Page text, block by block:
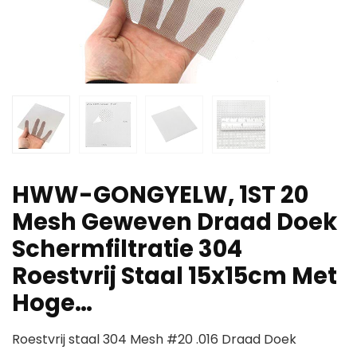
HWW-GONGYELW, 1ST 20
Mesh Geweven Draad Doek
Schermfiltratie 304
Roestvrij Staal 15x15cm Met
Hoge…
Roestvrij staal 304 Mesh #20 .016 Draad Doek